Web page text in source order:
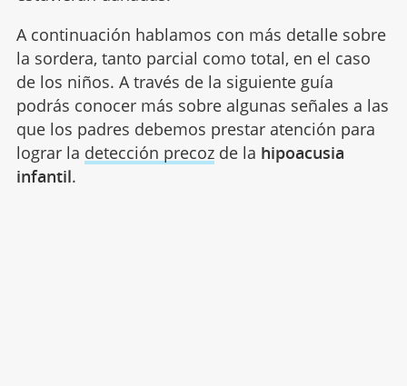
A continuación hablamos con más detalle sobre
la sordera, tanto parcial como total, en el caso
de los niños. A través de la siguiente guía
podrás conocer más sobre algunas señales a las
que los padres debemos prestar atención para
lograr la detección precozde la hipoacusia
infantil.